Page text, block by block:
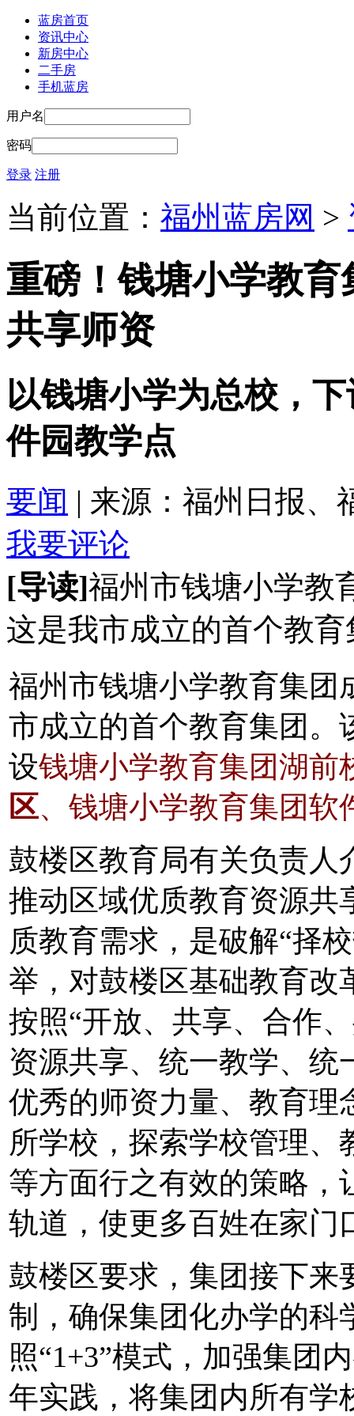
蓝房首页
资讯中心
新房中心
二手房
手机蓝房
用户名
密码
登录 注册
当前位置： 福州蓝房网 >
重磅！钱塘小学教
共享师资
以钱塘小学为总校，
件园教学点
要闻 | 来源：福州日报、
我要评论
[导读]福州市钱塘小学教
这是我市成立的首个教育
福州市钱塘小学教育集团
市成立的首个教育集团。
设钱塘小学教育集团湖前
区、钱塘小学教育集团软
鼓楼区教育局有关负责人
推动区域优质教育资源共
质教育需求，是破解“择
举，对鼓楼区基础教育改
按照“开放、共享、合作
资源共享、统一教学、统
优秀的师资力量、教育理
所学校，探索学校管理
等方面行之有效的策略，
轨道，使更多百姓在家门
鼓楼区要求，集团接下来
制，确保集团化办学的科
照“1+3”模式，加强集团
年实践，将集团内所有学